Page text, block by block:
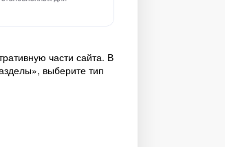
части сайта. В
выберите тип